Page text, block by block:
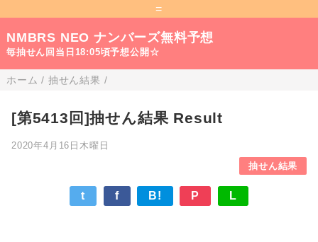
=
NMBRS NEO ナンバーズ無料予想
毎抽せん回当日18:05頃予想公開☆
ホーム / 抽せん結果 /
[第5413回]抽せん結果 Result
2020年4月16日木曜日
抽せん結果
t f B! P L